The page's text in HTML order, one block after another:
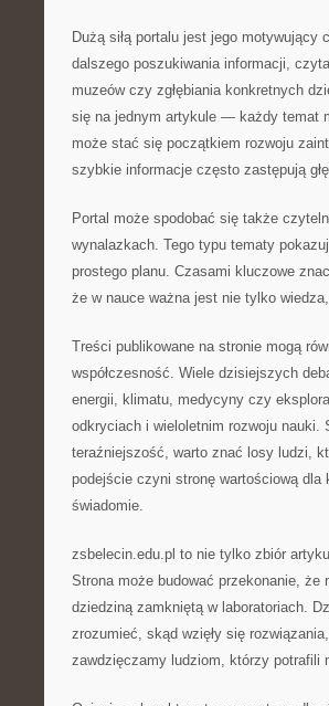
Dużą siłą portalu jest jego
dalszego poszukiwania informacji,
muzeów czy zgłębiania konkretnych
się na jednym artykule — każdy temat
może stać się początkiem rozwoju
szybkie informacje często zastępują
Portal może spodobać się także
wynalazkach. Tego typu tematy
prostego planu. Czasami kluczowe
że w nauce ważna jest nie tylko
Treści publikowane na stronie mogą
współczesność. Wiele dzisiejszych
energii, klimatu, medycyny czy
odkryciach i wieloletnim rozwoju
teraźniejszość, warto znać losy ludzi,
podejście czyni stronę wartościową
świadomie.
zsbelecin.edu.pl to nie tylko zbiór
Strona może budować przekonanie, że
dziedziną zamkniętą w laboratoriach.
zrozumieć, skąd wzięły się
zawdzięczamy ludziom, którzy